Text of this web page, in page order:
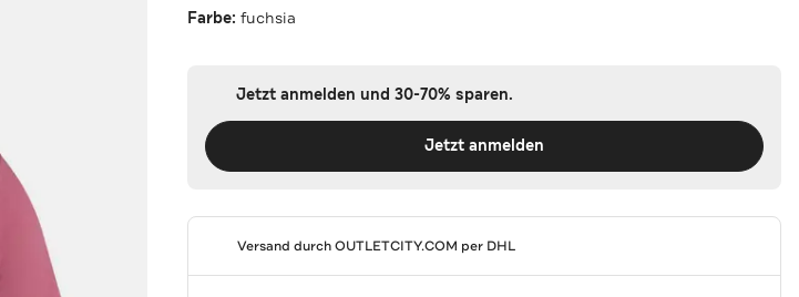
Farbe:fuchsia
Jetzt anmelden und 30-70% sparen.
Jetzt anmelden
Versand durchOUTLETCITY.COM per DHL